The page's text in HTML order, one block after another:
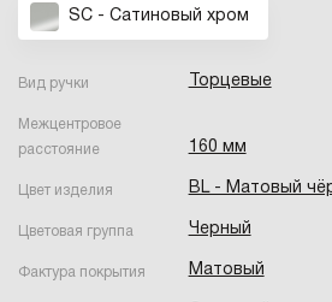
SC - Сатиновый хром
Вид ручки Торцевые
Межцентровое
расстояние
160 мм
Цвет изделия BL - Матовый
Цветовая группа Черный
Фактура покрытия Матовый